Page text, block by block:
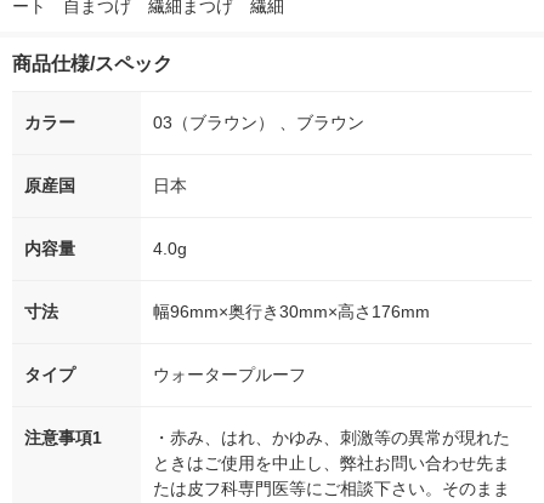
ート　自まつげ　繊細まつげ　繊細
商品仕様/スペック
カラー 03（ブラウン） 、ブラウン
原産国 日本
内容量 4.0g
寸法 幅96mm×奥行き30mm×高さ176mm
タイプ ウォータープルーフ
注意事項1
・赤み、はれ、かゆみ、刺激等の異常が現れた
ときはご使用を中止し、弊社お問い合わせ先ま
たは皮フ科専門医等にご相談下さい。そのまま